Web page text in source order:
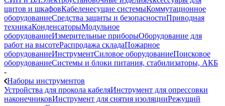
щитов и шкафовКабеленесущие системыКоммутационное
оборудованиеСредства защиты и безопасностиПриводная
техникаКонденсаторыМодульное
оборудованиеИзмерительные приборыОборудование для
работ на высотеРаспродажа складаПожарное
оборудованиеИнструментСиловое оборудованиеПоисковое
оборудованиеСистемы и блоки питания, стабилизаторы, АКБ
-
Наборы инструментов
Устройства для прокола кабеляИнструмент для опрессовки
наконечниковИнструмент для снятия изоляцииРежущий